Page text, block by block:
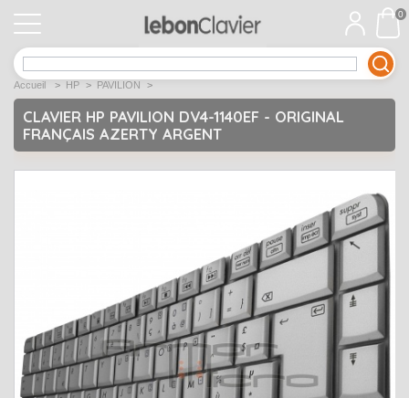
APPLE 1
Open submenu
ACER 12
Open submenu
ASUS
Open submenu
2
Open submenu
2
Open submenu
HP 17
Open submenu
LENOVO 10
Open submenu
0
Accueil > HP > PAVILION >
CLAVIER HP PAVILION DV4-1140EF - ORIGINAL
FRANÇAIS AZERTY ARGENT